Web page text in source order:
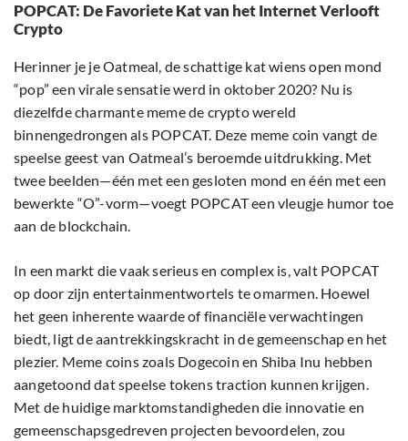
POPCAT: De Favoriete Kat van het Internet Verlooft
Crypto
Herinner je je Oatmeal, de schattige kat wiens open mond
“pop” een virale sensatie werd in oktober 2020? Nu is
diezelfde charmante meme de crypto wereld
binnengedrongen als POPCAT. Deze meme coin vangt de
speelse geest van Oatmeal’s beroemde uitdrukking. Met
twee beelden—één met een gesloten mond en één met een
bewerkte “O”-vorm—voegt POPCAT een vleugje humor toe
aan de blockchain.
In een markt die vaak serieus en complex is, valt POPCAT
op door zijn entertainmentwortels te omarmen. Hoewel
het geen inherente waarde of financiële verwachtingen
biedt, ligt de aantrekkingskracht in de gemeenschap en het
plezier. Meme coins zoals Dogecoin en Shiba Inu hebben
aangetoond dat speelse tokens traction kunnen krijgen.
Met de huidige marktomstandigheden die innovatie en
gemeenschapsgedreven projecten bevoordelen, zou